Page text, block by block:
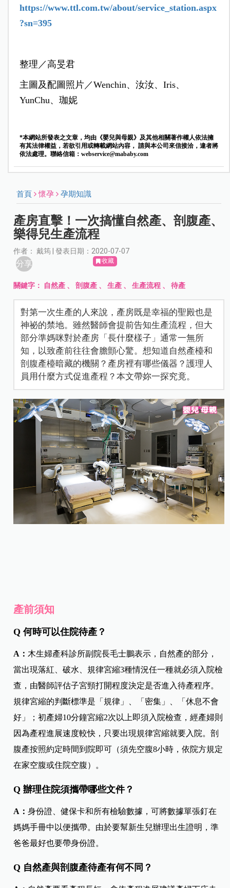
https://www.ttl.com.tw/about/service_station.aspx
?sn=395
整理／高旻君
主圖及配圖照片／Wenchin、汝汝、Iris、
YunChu、珈妮
*本網站所發表之文章，均由《嬰兒與母親》及其他相關著作權人依法擁
有其法律權益，若欲引用或轉載網站內容， 請與本公司來信接洽，違者將
依法處理。聯絡信箱： webservice@mababy.com
首頁 懷孕 孕期知識
產房直擊！一次搞懂自然產、剖腹產、
樂得兒生產流程
作者： 戴筠 | 發表日期：2020-07-07
分享 收藏
關鍵字： 自然產 、剖腹產 、生產 、生產流程 、待產
對第一次生產的人來說，產房既是幸福的聖殿也是
神祕的禁地。雖然醫師會提前告知生產流程，但大
部分準媽咪對於產房「長什麼樣子」通常一無所
知，以致產前往往會膽顫心驚。想知道自然產檯和
剖腹產檯暗藏的機關？產房裡有哪些儀器？護理人
員用什麼方式促進產程？本文帶妳一探究竟。
產前須知
Q 何時可以住院待產？
A： 木生婦產科診所副院長毛士鵬表示，自然產的部分，
當出現落紅、破水、規律宮縮3種情況任一種就必須入院檢
查，由醫師評估子宮頸打開程度決定是否進入待產程序。
規律宮縮的判斷標準是「規律」、「密集」、「休息不會
好」；初產婦10分鐘宮縮2次以上即須入院檢查，經產婦則
因為產程進展速度較快，只要出現規律宮縮就要入院。剖
腹產按照約定時間到院即可（須先空腹8小時，依院方規定
在家空腹或住院空腹）。
Q 辦理住院須攜帶哪些文件？
A：身份證、健保卡和所有檢驗數據，可將數據單張釘在
媽媽手冊中以便攜帶。由於要幫新生兒辦理出生證明，準
爸爸最好也要帶身份證。
Q 自然產與剖腹產待產有何不同？